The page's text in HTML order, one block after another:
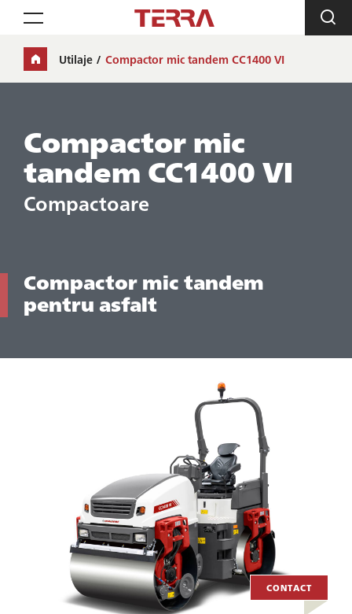
Toggle navigation
Utilaje Compactor mic tandem CC1400 VI
Compactor mic
tandem CC1400 VI
Compactoare
Compactor mic tandem
pentru asfalt
CONTACT